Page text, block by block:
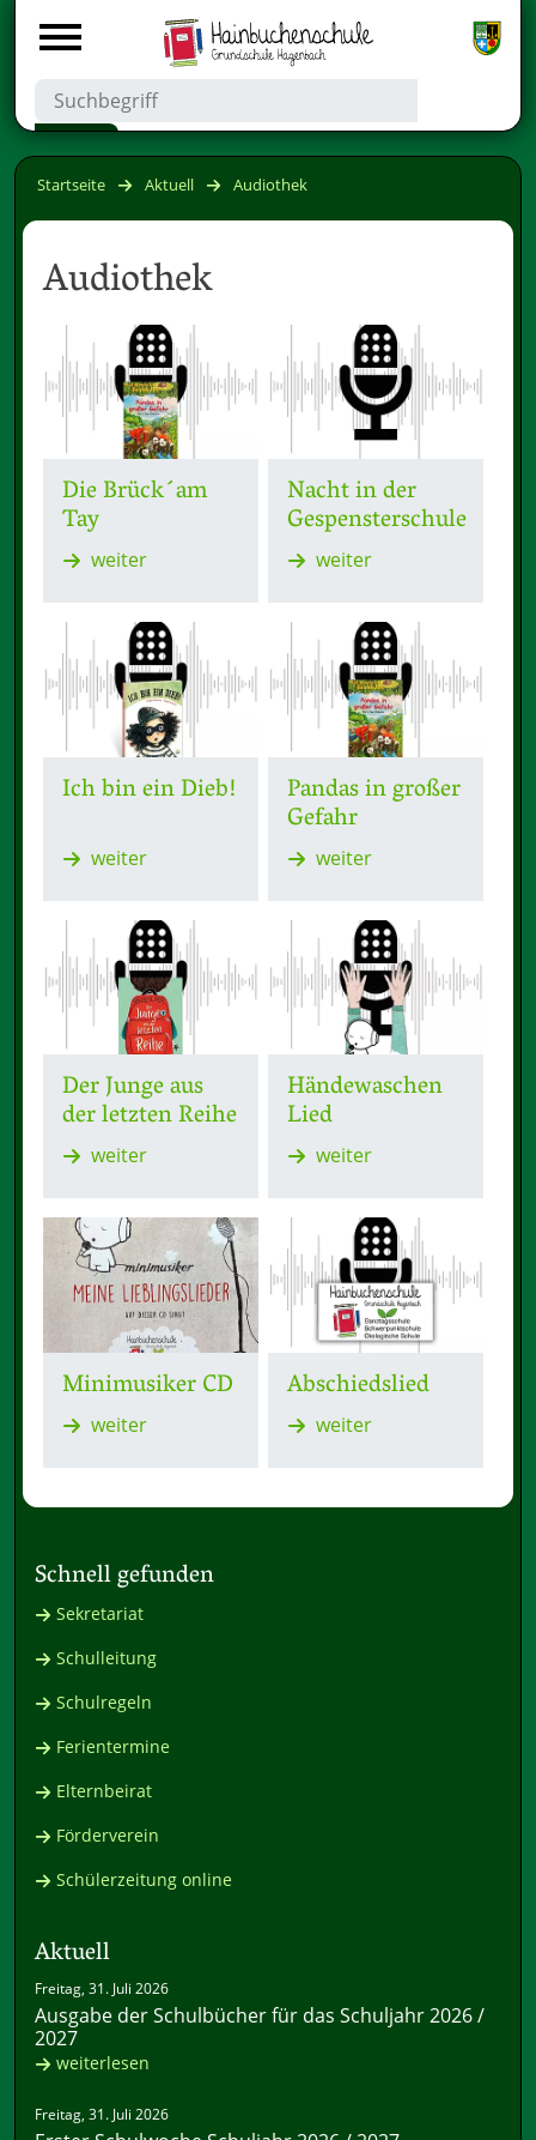
Startseite Aktuell Audiothek
Audiothek
Die Brück´am
Tay
weiter
Nacht in der
Gespensterschule
weiter
Ich bin ein Dieb!
weiter
Pandas in großer
Gefahr
weiter
Der Junge aus
der letzten Reihe
weiter
Händewaschen
Lied
weiter
Minimusiker CD
weiter
Abschiedslied
weiter
Schnell gefunden
Sekretariat
Schulleitung
Schulregeln
Ferientermine
Elternbeirat
Förderverein
Schülerzeitung online
Aktuell
Freitag, 31. Juli 2026
Ausgabe der Schulbücher für das Schuljahr 2026 /
2027
weiterlesen
Freitag, 31. Juli 2026